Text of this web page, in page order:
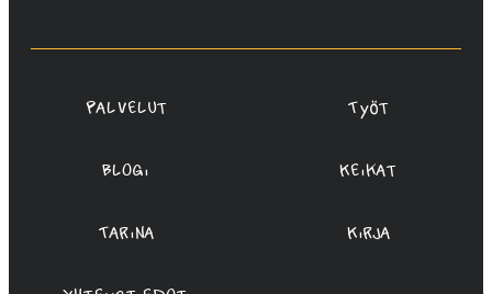
Oy
Palvelut Työt
Blogi Keikat
Tarina Kirja